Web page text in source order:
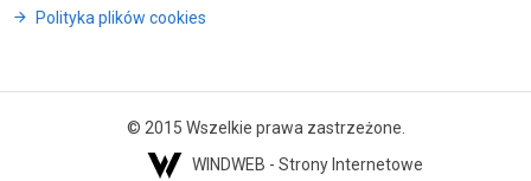
Polityka plików cookies
© 2015 Wszelkie prawa zastrzeżone.
WINDWEB - Strony Internetowe